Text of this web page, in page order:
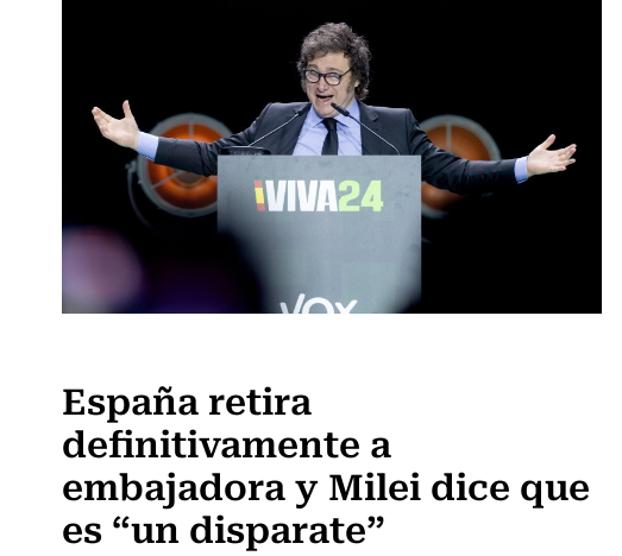
España retira
definitivamente a
embajadora y Milei dice que
es “un disparate”